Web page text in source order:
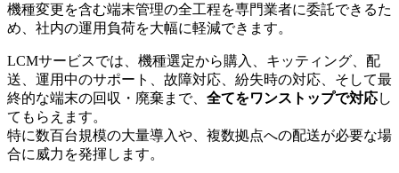
機種変更を含む端末管理の全工程を専門業者に委託できるた
め、社内の運用負荷を大幅に軽減できます。
LCMサービスでは、機種選定から購入、キッティング、配
送、運用中のサポート、故障対応、紛失時の対応、そして最
終的な端末の回収・廃棄まで、 全てをワンストップで対応し
てもらえます。
特に数百台規模の大量導入や、複数拠点への配送が必要な場
合に威力を発揮します。